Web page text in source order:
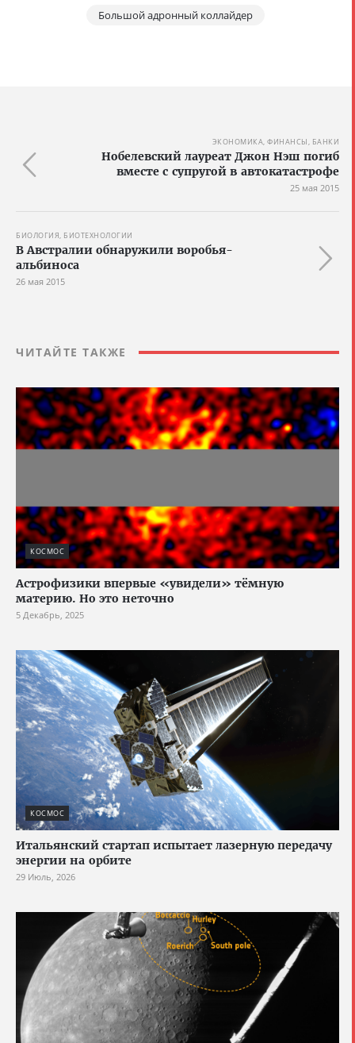
Большой адронный коллайдер
ЭКОНОМИКА, ФИНАНСЫ, БАНКИ
Нобелевский лауреат Джон Нэш погиб
вместе с супругой в автокатастрофе
25 мая 2015
БИОЛОГИЯ, БИОТЕХНОЛОГИИ
В Австралии обнаружили воробья-
альбиноса
26 мая 2015
ЧИТАЙТЕ ТАКЖЕ
КОСМОС
Астрофизики впервые «увидели» тёмную
материю. Но это неточно
5 Декабрь, 2025
КОСМОС
Итальянский стартап испытает лазерную передачу
энергии на орбите
29 Июль, 2026